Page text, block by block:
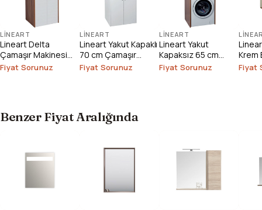
LINEART
Lineart Delta
Çamaşır Makinesi
Dolabı
Fiyat Sorunuz
LINEART
Lineart Yakut Kapaklı
70 cm Çamaşır
Makinesi Dolabı
Fiyat Sorunuz
LINEART
Lineart Yakut
Kapaksız 65 cm
Çamaşır Makinesi
Fiyat Sorunuz
Krem
1000
Fiyat
Benzer Fiyat Aralığında